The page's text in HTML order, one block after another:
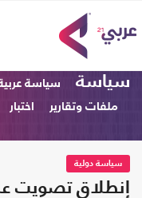
سياسة سياسة
ملفات وتقارير
اختبار
سياسة دولية
انطلاق تصويت